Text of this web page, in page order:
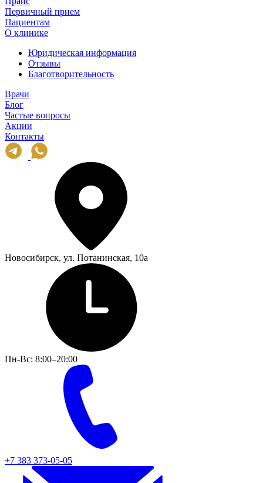
Первичный прием
Пациентам
О клинике
Юридическая информация
Отзывы
Благотворительность
Врачи
Блог
Частые вопросы
Акции
Контакты
Новосибирск, ул. Потанинская, 10а
Пн-Вс: 8:00–20:00
+7 383 373-05-05